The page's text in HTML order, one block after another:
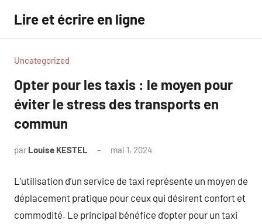
contenu
Lire et écrire en ligne
Uncategorized
Opter pour les taxis : le moyen pour
éviter le stress des transports en
commun
par Louise KESTEL mai 1, 2024
L’utilisation d’un service de taxi représente un moyen de
déplacement pratique pour ceux qui désirent confort et
commodité. Le principal bénéfice d’opter pour un taxi